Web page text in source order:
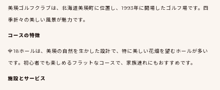
美瑛ゴルフクラブは、北海道美瑛町に位置し、1993年に開場したゴルフ場です。四
季折々の美しい風景が魅力です。
コースの特徴
全18ホールは、美瑛の自然を生かした設計で、特に美しい花畑を望むホールが多い
です。初心者でも楽しめるフラットなコースで、家族連れにもおすすめです。
施設とサービス